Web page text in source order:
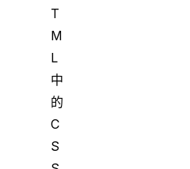
T
M
L
中
的
C
S